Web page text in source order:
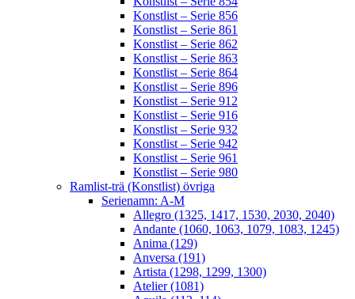
Konstlist – Serie 856
Konstlist – Serie 861
Konstlist – Serie 862
Konstlist – Serie 863
Konstlist – Serie 864
Konstlist – Serie 896
Konstlist – Serie 912
Konstlist – Serie 916
Konstlist – Serie 932
Konstlist – Serie 942
Konstlist – Serie 961
Konstlist – Serie 980
Ramlist-trä (Konstlist) övriga
Serienamn: A-M
Allegro (1325, 1417, 1530, 2030, 2040)
Andante (1060, 1063, 1079, 1083, 1245)
Anima (129)
Anversa (191)
Artista (1298, 1299, 1300)
Atelier (1081)